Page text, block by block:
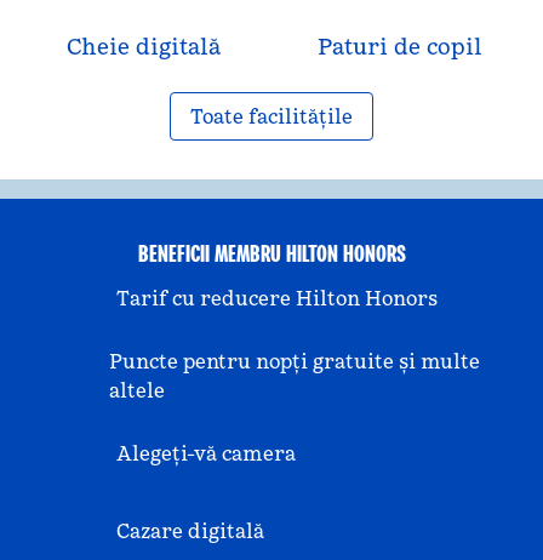
Cheie digitală Paturi de copil
Toate facilitățile
BENEFICII MEMBRU HILTON HONORS
Tarif cu reducere Hilton Honors
Puncte pentru nopți gratuite și multe
altele
Alegeți-vă camera
Cazare digitală